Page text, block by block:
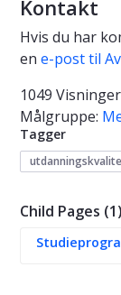
Kontakt
Hvis du har
en e-post til
1049 Visninger
Målgruppe:
Tagger
Child Pages (1)